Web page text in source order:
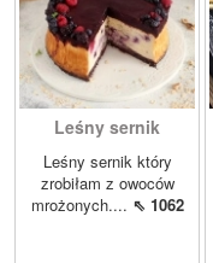
Leśny sernik
Leśny sernik który
zrobiłam z owoców
mrożonych.... ⇖ 1062